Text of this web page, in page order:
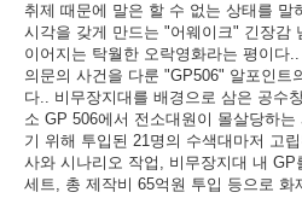
취제 때문에 말은 할 수 없는 상태를 말
시각을 갖게 만드는 "어웨이크" 긴장감
이어지는 탁월한 오락영화라는 평이다
의문의 사건을 다룬 "GP506" 알포인트
다.. 비무장지대를 배경으로 삼은 공수
소 GP 506에서 전소대원이 몰살당하
기 위해 투입된 21명의 수색대마저 고
사와 시나리오 작업, 비무장지대 내 GP
세트, 총 제작비 65억원 투입 등으로 화